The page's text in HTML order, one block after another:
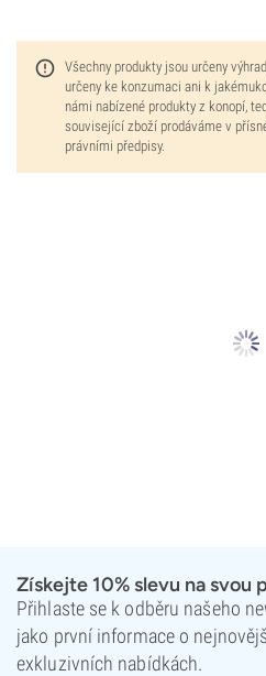
Všechny produkty jsou určeny
určeny ke konzumaci ani k
námi nabízené produkty z konopí,
související zboží prodáváme v
právními předpisy.
Získejte 10% slevu na svou
Přihlaste se k odběru našeho
jako první informace o
exkluzivních nabídkách.